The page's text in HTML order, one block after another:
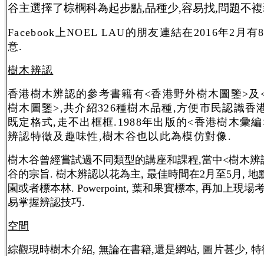
谷主選擇了棕櫚科為起步點,品種少,容易找,問題不
Facebook上NOEL LAU的朋友連結在2016年2月有
意.
樹木辨認
香港樹木辨認的參考書籍有<香港野外樹木圖鑒>及
樹木圖鑒>,共介紹326種樹木品種,方便市民認識香
既定格式,走不出框框.1988年出版的<香港樹木彙
辨認特徵及趣味性,樹木谷也以此為模仿對像.
樹木谷曾經嘗試過不同類型的講座和課程,當中<樹木辨
谷的宗旨. 樹木辨認以花為主, 最佳時間在2月至5月, 地
園或者標本林. Powerpoint, 葉和果實標本, 再加上現場
易掌握辨認技巧.
空間
綜觀現時樹木介紹, 無論在書籍,還是網站, 圖片甚少,